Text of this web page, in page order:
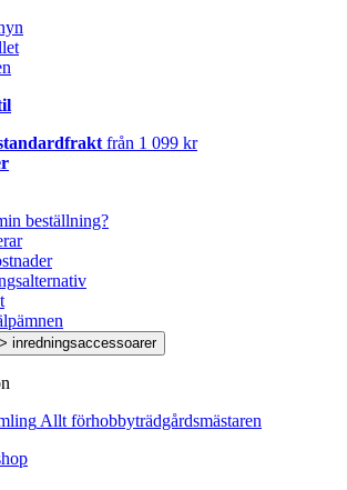
från 1 099 kr
beställning?
Allt förhobbyträdgårdsmästaren